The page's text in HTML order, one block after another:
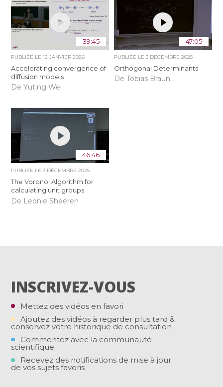
39:45
PUBLIÉE LE12 JANVIER 2026
Accelerating convergence of
diffusion models
De Yuting Wei
47:05
PUBLIÉE LE 3 DÉCEMBRE 2025
Orthogonal Determinants
De Tobias Braun
46:46
PUBLIÉE LE3 DÉCEMBRE 2025
The Voronoi Algorithm for
calculating unit groups
De Leonie Sheeren
INSCRIVEZ-VOUS
Mettez des vidéos en favori
Ajoutez des vidéos à regarder plus tard &
conservez votre historique de consultation
Commentez avec la communauté
scientifique
Recevez des notifications de mise à jour
de vos sujets favoris